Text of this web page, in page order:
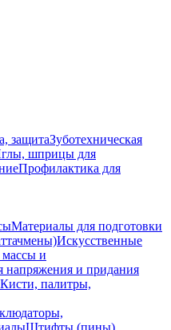
защитаЗуботехническая
шприцы для
Профилактика для
Материалы для подготовки
Искусственные
массы и
напряжения и придания
Кисти, палитры,
Штифты (пины),